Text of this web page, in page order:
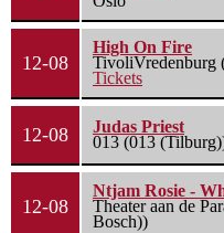
12-08
High On Fire
TivoliVredenburg
Tickets
12-08
Judas Priest
013 (013
12-08
Ntjam Rosie -
Theater aan de
Bosch))